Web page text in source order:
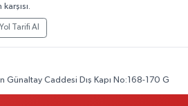
Yol Tarifi Al
Günaltay Caddesi Dış Kapı No:168-170 G